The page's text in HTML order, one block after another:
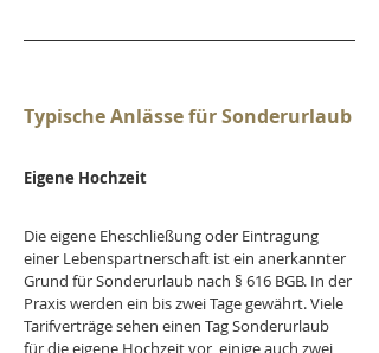
Typische Anlässe für Sonderurlaub
Eigene Hochzeit
Die eigene Eheschließung oder Eintragung
einer Lebenspartnerschaft ist ein anerkannter
Grund für Sonderurlaub nach § 616 BGB. In der
Praxis werden ein bis zwei Tage gewährt. Viele
Tarifverträge sehen einen Tag Sonderurlaub
für die eigene Hochzeit vor, einige auch zwei